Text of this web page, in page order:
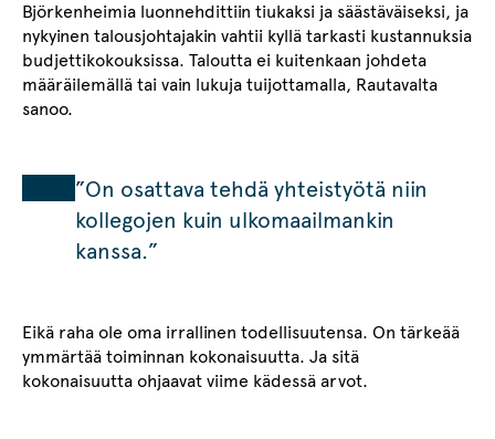
Björkenheimia luonnehdittiin tiukaksi ja säästäväiseksi, ja
nykyinen talousjohtajakin vahtii kyllä tarkasti kustannuksia
budjettikokouksissa. Taloutta ei kuitenkaan johdeta
määräilemällä tai vain lukuja tuijottamalla, Rautavalta
sanoo.
”On osattava tehdä yhteistyötä niin
kollegojen kuin ulkomaailmankin
kanssa.”
Eikä raha ole oma irrallinen todellisuutensa. On tärkeää
ymmärtää toiminnan kokonaisuutta. Ja sitä
kokonaisuutta ohjaavat viime kädessä arvot.